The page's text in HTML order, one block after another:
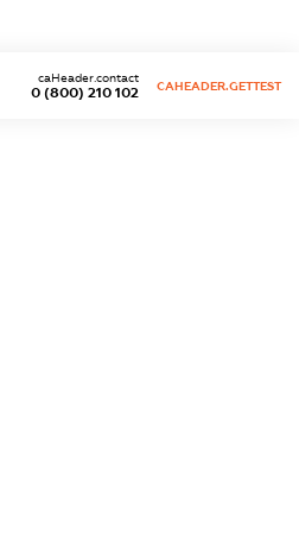
0 (800) 210 102
caHeader.contact
CAHEADER.GETTEST